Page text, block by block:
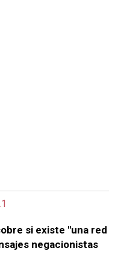
si existe "una red
negacionistas